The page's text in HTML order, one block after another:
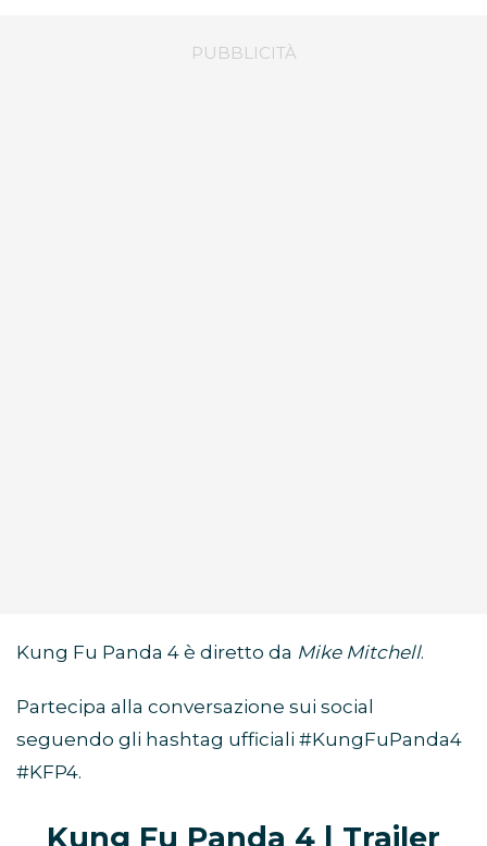
Kung Fu Panda 4 è diretto da Mike Mitchell.
Partecipa alla conversazione sui social
seguendo gli hashtag ufficiali #KungFuPanda4
#KFP4.
Kung Fu Panda 4 | Trailer